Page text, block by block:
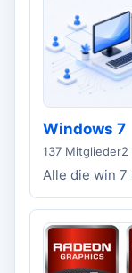
Windows 7
137 Mitglieder2
Alle die win 7